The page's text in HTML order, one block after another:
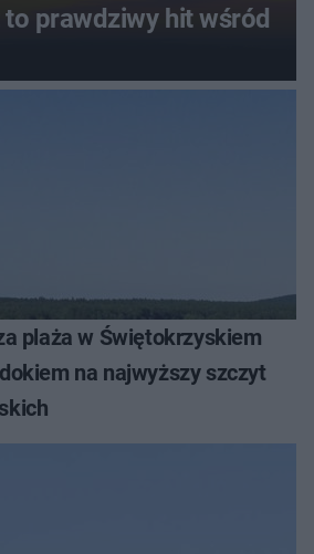
prawdziwy hit wśród
plaża w Świętokrzyskiem
na najwyższy szczyt